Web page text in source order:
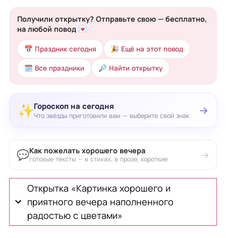
Получили открытку? Отправьте свою — бесплатно,
на любой повод 💌
📅 Праздник сегодня 🎉 Ещё на этот повод
🗓 Все праздники 🔎 Найти открытку
✨Гороскоп на сегодня
Что звёзды приготовили вам — выберите свой знак →
💬Как пожелать хорошего вечера
готовые тексты — в стихах, в прозе, короткие →
Открытка «Картинка хорошего и
приятного вечера наполненного
радостью с цветами»